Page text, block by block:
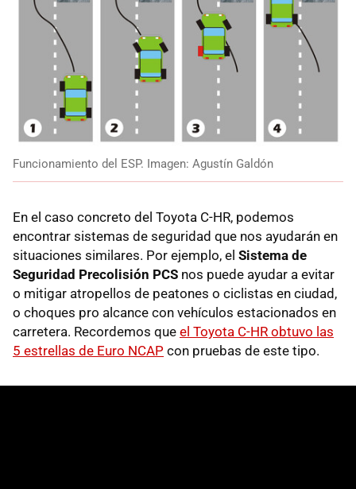
Funcionamiento del ESP. Imagen: Agustín Galdón
En el caso concreto del Toyota C-HR, podemos
encontrar sistemas de seguridad que nos ayudarán en
situaciones similares. Por ejemplo, el Sistema de
Seguridad Precolisión PCS nos puede ayudar a evitar
o mitigar atropellos de peatones o ciclistas en ciudad,
o choques pro alcance con vehículos estacionados en
carretera. Recordemos que el Toyota C-HR obtuvo las
5 estrellas de Euro NCAP con pruebas de este tipo.